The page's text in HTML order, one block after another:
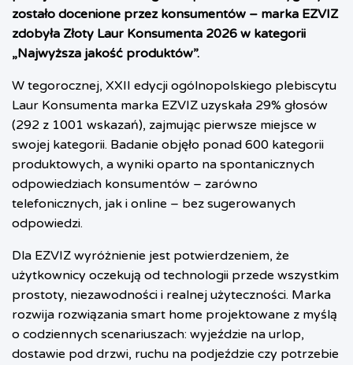
zostało docenione przez konsumentów – marka EZVIZ
zdobyła Złoty Laur Konsumenta 2026 w kategorii
„Najwyższa jakość produktów”.
W tegorocznej, XXII edycji ogólnopolskiego plebiscytu
Laur Konsumenta marka EZVIZ uzyskała 29% głosów
(292 z 1001 wskazań), zajmując pierwsze miejsce w
swojej kategorii. Badanie objęło ponad 600 kategorii
produktowych, a wyniki oparto na spontanicznych
odpowiedziach konsumentów – zarówno
telefonicznych, jak i online – bez sugerowanych
odpowiedzi.
Dla EZVIZ wyróżnienie jest potwierdzeniem, że
użytkownicy oczekują od technologii przede wszystkim
prostoty, niezawodności i realnej użyteczności. Marka
rozwija rozwiązania smart home projektowane z myślą
o codziennych scenariuszach: wyjeździe na urlop,
dostawie pod drzwi, ruchu na podjeździe czy potrzebie